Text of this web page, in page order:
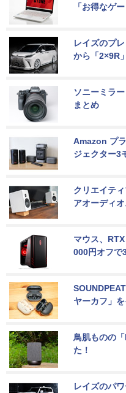
「お得なゲ
レイズのプ
から「2×9R
ソニーミラ
まとめ
Amazon プ
ジェクター3
クリエイテ
アオーディ
マウス、
000円オフで
ヤーカフ」
鳥肌ものの
た！
レイズのパ